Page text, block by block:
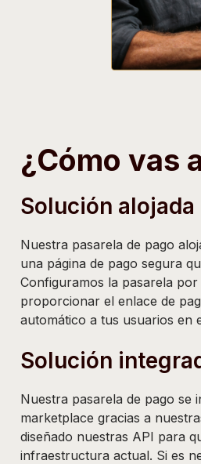
¿Cómo vas
Solución alojada
Nuestra pasarela de pago
una página de pago segura
Configuramos la pasarela
proporcionar el enlace de
automático a tus usuarios en
Solución
Nuestra pasarela de pago se
marketplace gracias a
diseñado nuestras API para
infraestructura actual. Si es